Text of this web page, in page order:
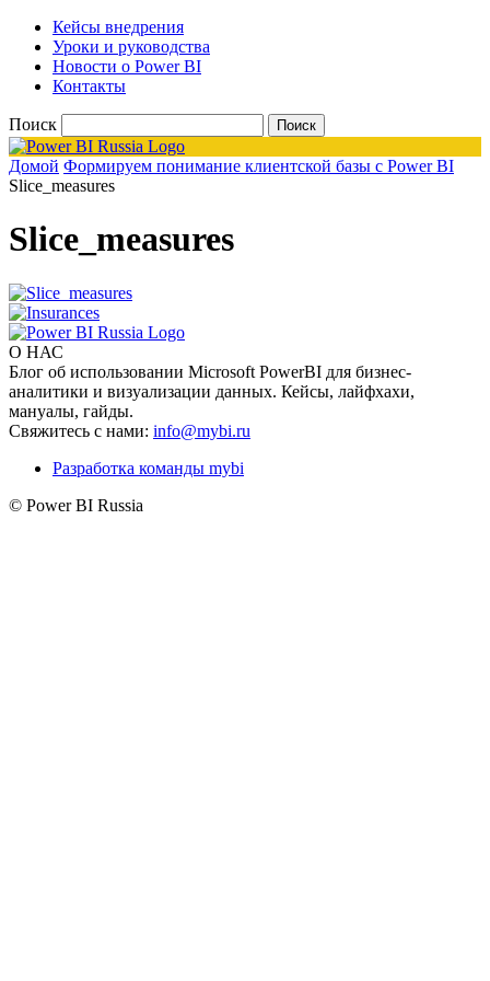
Кейсы внедрения
Уроки и руководства
Новости о Power BI
Контакты
Поиск
Домой Формируем понимание клиентской базы с Power BI
Slice_measures
Slice_measures
О НАС
Блог об использовании Microsoft PowerBI для бизнес-
аналитики и визуализации данных. Кейсы, лайфхахи,
мануалы, гайды.
Свяжитесь с нами: info@mybi.ru
Разработка команды mybi
© Power BI Russia